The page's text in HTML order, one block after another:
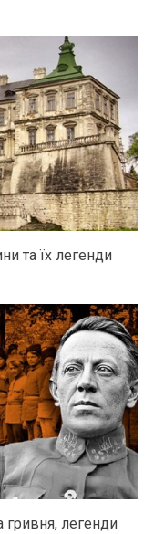
та їх легенди
гривня, легенди